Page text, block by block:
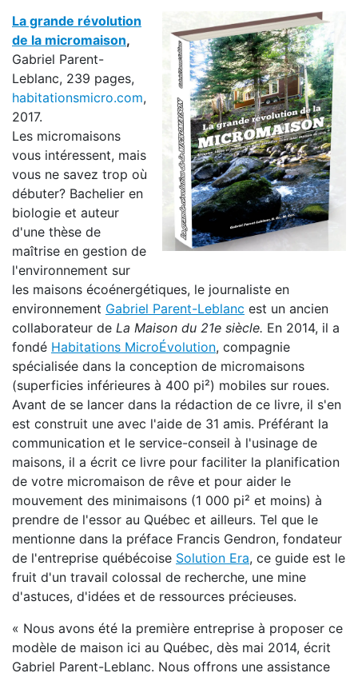
La grande révolution
de la micromaison,
Gabriel Parent-
Leblanc, 239 pages,
habitationsmicro.com,
2017.
Les micromaisons
vous intéressent, mais
vous ne savez trop où
débuter? Bachelier en
biologie et auteur
d'une thèse de
maîtrise en gestion de
l'environnement sur
les maisons écoénergétiques, le journaliste en
environnement Gabriel Parent-Leblanc est un ancien
collaborateur de La Maison du 21e siècle. En 2014, il a
fondé Habitations MicroÉvolution, compagnie
spécialisée dans la conception de micromaisons
(superficies inférieures à 400 pi²) mobiles sur roues.
Avant de se lancer dans la rédaction de ce livre, il s'en
est construit une avec l'aide de 31 amis. Préférant la
communication et le service-conseil à l'usinage de
maisons, il a écrit ce livre pour faciliter la planification
de votre micromaison de rêve et pour aider le
mouvement des minimaisons (1 000 pi² et moins) à
prendre de l'essor au Québec et ailleurs. Tel que le
mentionne dans la préface Francis Gendron, fondateur
de l'entreprise québécoise Solution Era, ce guide est le
fruit d'un travail colossal de recherche, une mine
d'astuces, d'idées et de ressources précieuses.
« Nous avons été la première entreprise à proposer ce
modèle de maison ici au Québec, dès mai 2014, écrit
Gabriel Parent-Leblanc. Nous offrons une assistance